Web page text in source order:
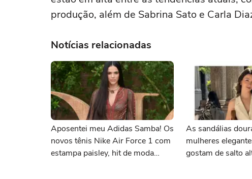
produção, além de Sabrina Sato e Carla
Notícias relacionadas
Aposentei meu Adidas Samba! Os
novos tênis Nike Air Force 1 com
estampa paisley, hit de moda
As sandálias
mulheres
gostam de salto